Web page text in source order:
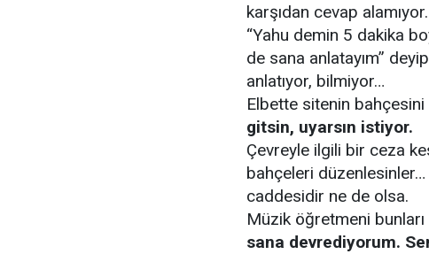
karşıdan cevap alamıyor.
“Yahu demin 5 dakika
de sana anlatayım”
anlatıyor, bilmiyor…
Elbette sitenin
gitsin, uyarsın istiyor.
Çevreyle ilgili bir ceza
bahçeleri düzenlesinler…
caddesidir ne de olsa.
Müzik öğretmeni
sana devrediyorum.